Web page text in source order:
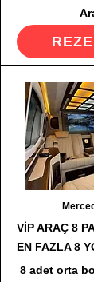
VİP ARAÇ 8
EN FAZLA 8
8 adet orta